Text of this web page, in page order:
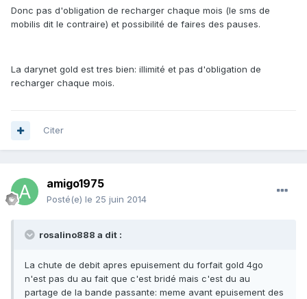
Donc pas d'obligation de recharger chaque mois (le sms de
mobilis dit le contraire) et possibilité de faires des pauses.
La darynet gold est tres bien: illimité et pas d'obligation de
recharger chaque mois.
Citer
amigo1975
Posté(e) le 25 juin 2014
rosalino888 a dit :
La chute de debit apres epuisement du forfait gold 4go
n'est pas du au fait que c'est bridé mais c'est du au
partage de la bande passante: meme avant epuisement des